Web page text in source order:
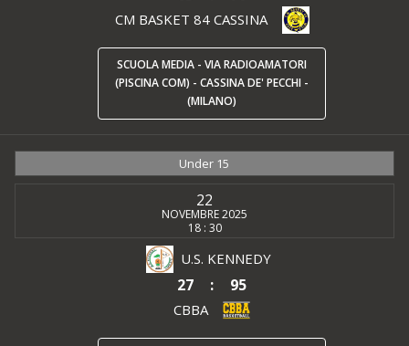
CM BASKET 84 CASSINA
SCUOLA MEDIA - VIA RADIOAMATORI
(PISCINA COM) - CASSINA DE' PECCHI -
(MILANO)
Under 15
22
NOVEMBRE 2025
18 : 30
U.S. KENNEDY
27 : 95
CBBA